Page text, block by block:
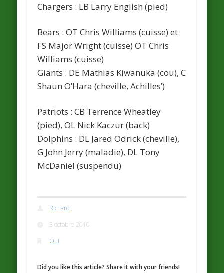
Chargers : LB Larry English (pied)
Bears : OT Chris Williams (cuisse) et
FS Major Wright (cuisse) OT Chris
Williams (cuisse)
Giants : DE Mathias Kiwanuka (cou), C
Shaun O’Hara (cheville, Achilles’)
Patriots : CB Terrence Wheatley
(pied), OL Nick Kaczur (back)
Dolphins : DL Jared Odrick (cheville),
G John Jerry (maladie), DL Tony
McDaniel (suspendu)
Richard
3 octobre 2010
Out
Did you like this article? Share it with your friends!